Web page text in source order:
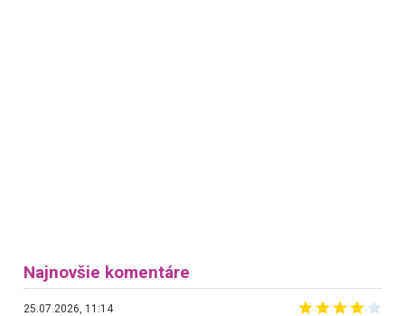
Najnovšie komentáre
25.07.2026, 11:14